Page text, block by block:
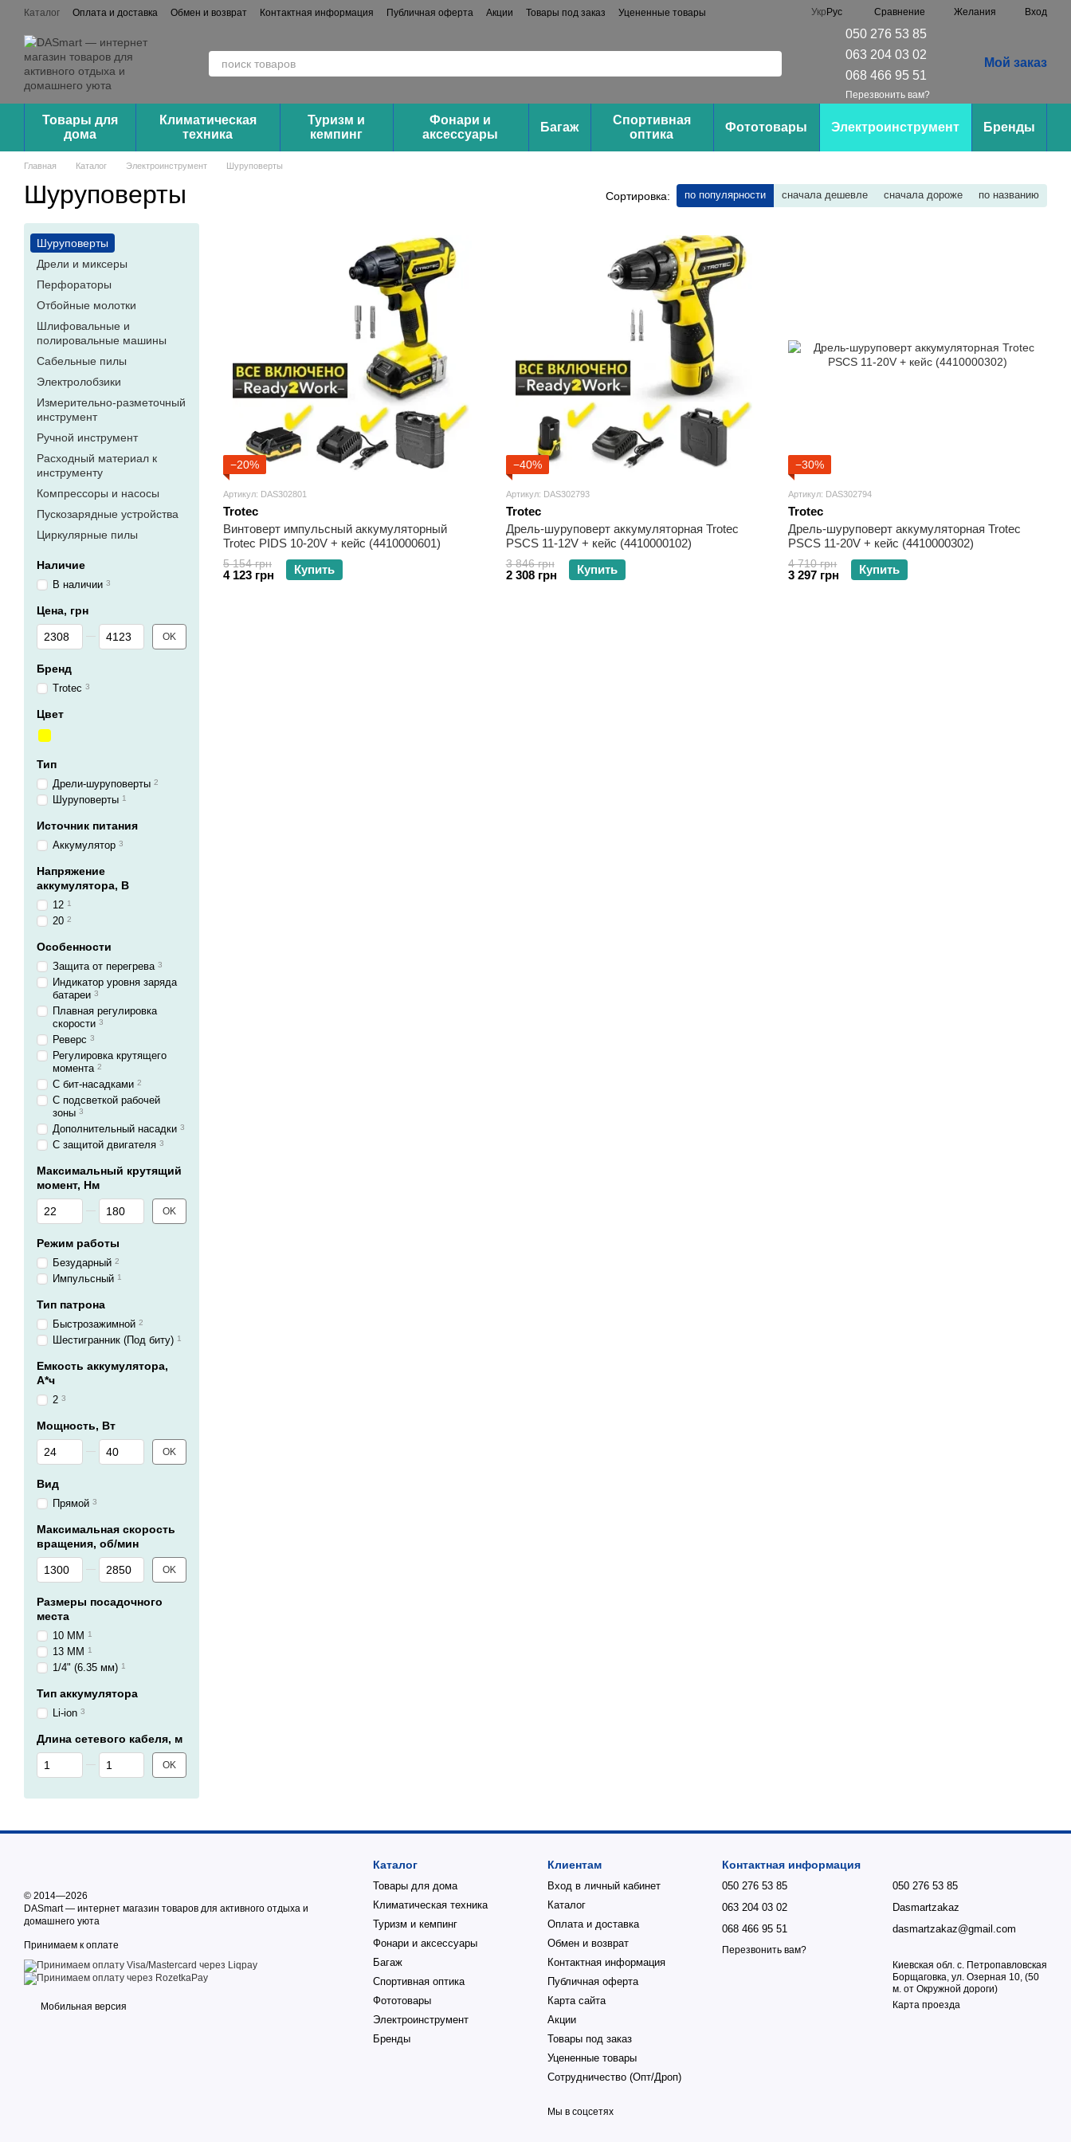
Перейти к основному контенту
Каталог Оплата и доставка Обмен и возврат Контактная информация Публичная оферта Акции Товары под заказ
Уцененные товары
Укр Рус Сравнение Желания Вход
050 276 53 85
063 204 03 02
068 466 95 51
Перезвонить вам?
Мой заказ
Товары для
дома
Климатическая
техника
Туризм и
кемпинг
Фонари и
аксессуары
Багаж
Спортивная
оптика
Фототовары Электроинструмент Бренды
Главная Каталог Электроинструмент Шуруповерты
Шуруповерты Сортировка: по популярности сначала дешевле сначала дороже по названию
−20%
Артикул: DAS302801
Trotec
Винтоверт импульсный аккумуляторный
Trotec PIDS 10-20V + кейс (4410000601)
5 154 грн
4 123 грн Купить
−40%
Артикул: DAS302793
Trotec
Дрель-шуруповерт аккумуляторная Trotec
PSCS 11-12V + кейс (4410000102)
3 846 грн
2 308 грн Купить
−30%
Артикул: DAS302794
Trotec
Дрель-шуруповерт аккумуляторная Trotec
PSCS 11-20V + кейс (4410000302)
4 710 грн
3 297 грн Купить
Шуруповерты
Дрели и миксеры
Перфораторы
Отбойные молотки
Шлифовальные и
полировальные машины
Сабельные пилы
Электролобзики
Измерительно-разметочный
инструмент
Ручной инструмент
Расходный материал к
инструменту
Компрессоры и насосы
Пускозарядные устройства
Циркулярные пилы
Наличие
В наличии 3
Цена, грн
От Цена, грн
До Цена, грн OK
Бренд
Trotec 3
Цвет
Тип
Дрели-шуруповерты 2
Шуруповерты 1
Источник питания
Аккумулятор 3
Напряжение
аккумулятора, В
12 1
20 2
Особенности
Защита от перегрева 3
Индикатор уровня заряда
батареи 3
Плавная регулировка
скорости 3
Реверс 3
Регулировка крутящего
момента 2
С бит-насадками 2
С подсветкой рабочей
зоны 3
Дополнительный насадки 3
С защитой двигателя 3
Максимальный крутящий
момент, Нм
От Максимальный крутящий момент, Нм
До Максимальный крутящий момент, Нм
OK
Режим работы
Безударный 2
Импульсный 1
Тип патрона
Быстрозажимной 2
Шестигранник (Под биту) 1
Емкость аккумулятора,
А*ч
2 3
Мощность, Вт
От Мощность, Вт
До Мощность, Вт OK
Вид
Прямой 3
Максимальная скорость
вращения, об/мин
От Максимальная скорость вращения, об/мин
До Максимальная скорость вращения, об/мин
OK
Размеры посадочного
места
10 ММ 1
13 ММ 1
1/4" (6.35 мм) 1
Тип аккумулятора
Li-ion 3
Длина сетевого кабеля, м
От Длина сетевого кабеля, м
До Длина сетевого кабеля, м
OK
© 2014—2026
DASmart — интернет магазин товаров для активного отдыха и
домашнего уюта
Принимаем к оплате
Мобильная версия
Каталог
Товары для дома
Климатическая техника
Туризм и кемпинг
Фонари и аксессуары
Багаж
Спортивная оптика
Фототовары
Электроинструмент
Бренды
Клиентам
Вход в личный кабинет
Каталог
Оплата и доставка
Обмен и возврат
Контактная информация
Публичная оферта
Карта сайта
Акции
Товары под заказ
Уцененные товары
Сотрудничество (Опт/Дроп)
Мы в соцсетях
Контактная информация
050 276 53 85
063 204 03 02
068 466 95 51
Перезвонить вам?
050 276 53 85
Dasmartzakaz
dasmartzakaz@gmail.com
Киевская обл. с. Петропавловская
Борщаговка, ул. Озерная 10, (50
м. от Окружной дороги)
Карта проезда